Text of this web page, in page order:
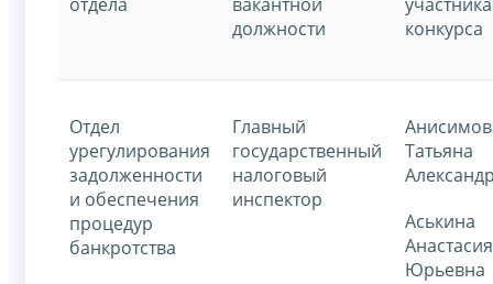
должности
конкурса
Отдел
урегулирования
задолженности
и обеспечения
процедур
банкротства
Главный
государственный
налоговый
инспектор
Татьяна
Аськина
Анастасия
Юрьевна